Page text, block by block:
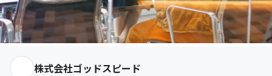
株式会社ゴッドスピード